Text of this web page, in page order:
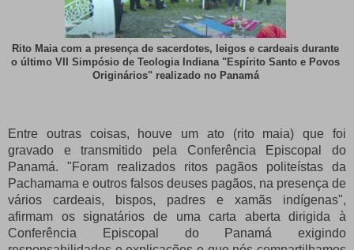
Rito Maia com a presença de sacerdotes, leigos e cardeais durante
o último VII Simpósio de Teologia Indiana "Espírito Santo e Povos
Originários" realizado no Panamá
Entre outras coisas, houve um ato (rito maia) que foi
gravado e transmitido pela Conferência Episcopal do
Panamá. "Foram realizados ritos pagãos politeístas da
Pachamama e outros falsos deuses pagãos, na presença de
vários cardeais, bispos, padres e xamãs indígenas",
afirmam os signatários de uma carta aberta dirigida à
Conferência Episcopal do Panamá exigindo